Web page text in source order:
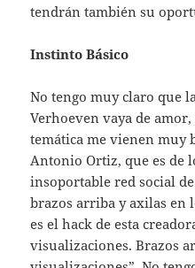
tendrán también su
Instinto Básico
No tengo muy claro que
Verhoeven vaya de
temática me vienen muy
Antonio Ortiz, que es de
insoportable red social
brazos arriba y axilas en
es el hack de esta
visualizaciones. Brazos